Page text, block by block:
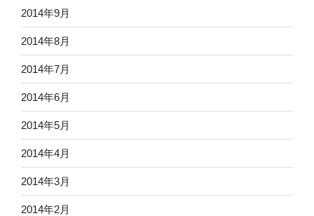
2014年9月
2014年8月
2014年7月
2014年6月
2014年5月
2014年4月
2014年3月
2014年2月